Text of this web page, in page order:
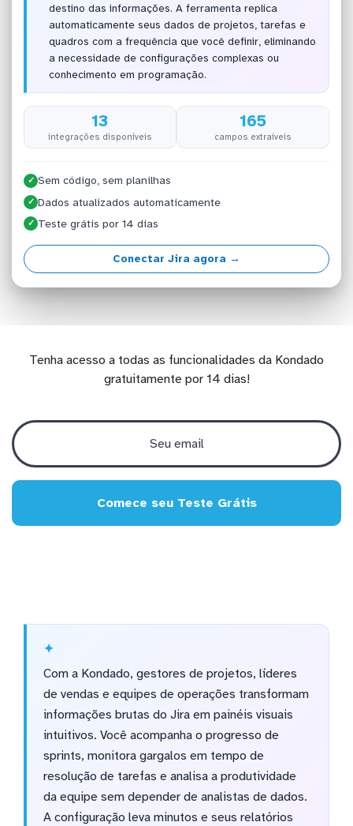
destino das informações. A ferramenta replica
automaticamente seus dados de projetos, tarefas e
quadros com a frequência que você definir, eliminando
a necessidade de configurações complexas ou
conhecimento em programação.
13
integrações disponíveis
165
campos extraíveis
✓ Sem código, sem planilhas
✓ Dados atualizados automaticamente
✓ Teste grátis por 14 dias
Conectar Jira agora →
Tenha acesso a todas as funcionalidades da Kondado
gratuitamente por 14 dias!
Comece seu Teste Grátis
Com a Kondado, gestores de projetos, líderes
de vendas e equipes de operações transformam
informações brutas do Jira em painéis visuais
intuitivos. Você acompanha o progresso de
sprints, monitora gargalos em tempo de
resolução de tarefas e analisa a produtividade
da equipe sem depender de analistas de dados.
A configuração leva minutos e seus relatórios